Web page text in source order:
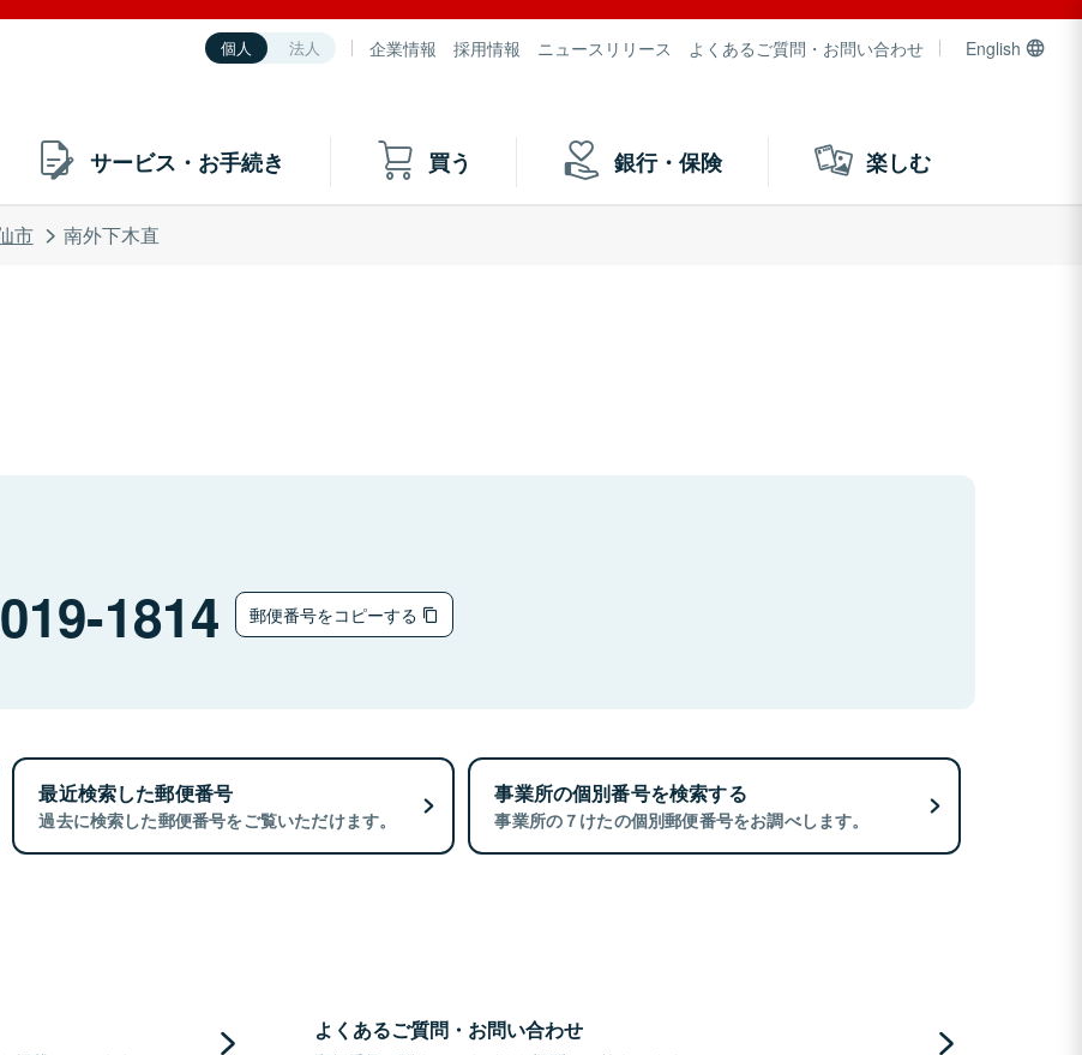
個人 法人 企業情報 採用情報 ニュースリリース よくあるご質問・お問い合わせ English
サービス・お手続き 買う 銀行・保険 楽しむ
市 南外下木直
019-1814 郵便番号をコピーする
最近検索した郵便番号
過去に検索した郵便番号をご覧いただけます。
事業所の個別番号を検索する
事業所の７けたの個別郵便番号をお調べします。
よくあるご質問・お問い合わせ